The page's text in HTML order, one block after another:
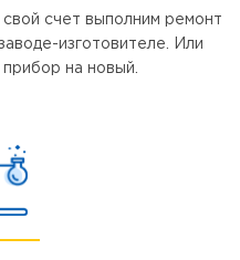
счет выполним ремонт
изготовителе. Или
на новый.